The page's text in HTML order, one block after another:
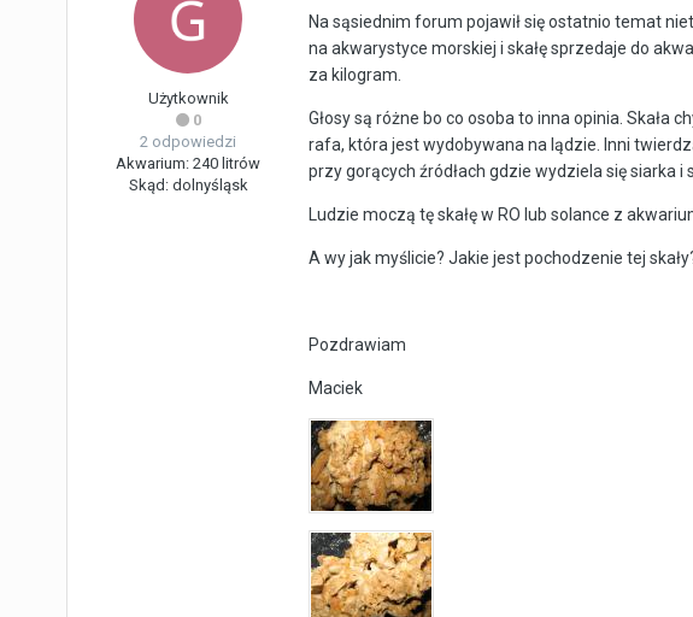
Użytkownik
0
2 odpowiedzi
Akwarium:240 litrów
Skąd: dolnyśląsk
Na sąsiednim forum pojawił się ostatnio temat
na akwarystyce morskiej i skałę sprzedaje do
za kilogram.
Głosy są różne bo co osoba to inna opinia. Skała
rafa, która jest wydobywana na lądzie. Inni
przy gorących źródłach gdzie wydziela się siarka i
Ludzie moczą tę skałę w RO lub solance z
A wy jak myślicie? Jakie jest pochodzenie tej
Pozdrawiam
Maciek